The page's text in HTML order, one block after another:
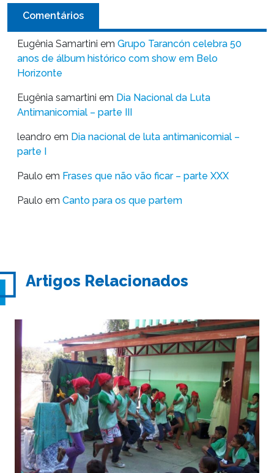
Comentários
Eugênia Samartini em Grupo Tarancón celebra 50
anos de álbum histórico com show em Belo
Horizonte
Eugênia samartini em Dia Nacional da Luta
Antimanicomial – parte III
leandro em Dia nacional de luta antimanicomial –
parte I
Paulo em Frases que não vão ficar – parte XXX
Paulo em Canto para os que partem
Artigos Relacionados